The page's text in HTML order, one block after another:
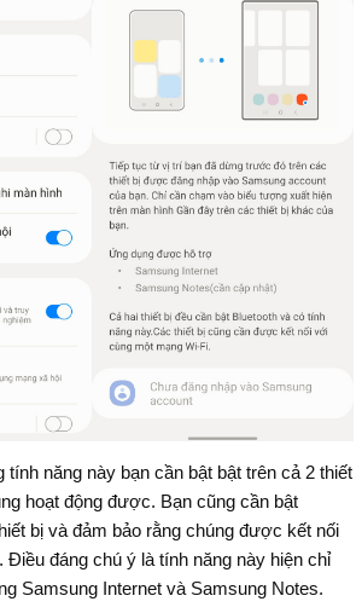
tính năng này bạn cần bật bật trên cả 2 thiết
hoạt động được. Bạn cũng cần bật
bị và đảm bảo rằng chúng được kết nối
Điều đáng chú ý là tính năng này hiện chỉ
Samsung Internet và Samsung Notes.